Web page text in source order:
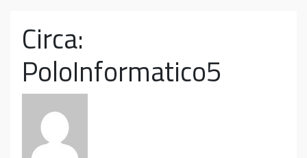
Circa:
PoloInformatico5